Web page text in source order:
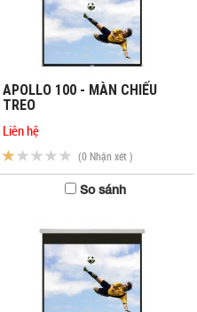
APOLLO 100 - MÀN CHIẾU
TREO
Liên hệ
(0 Nhận xét )
So sánh